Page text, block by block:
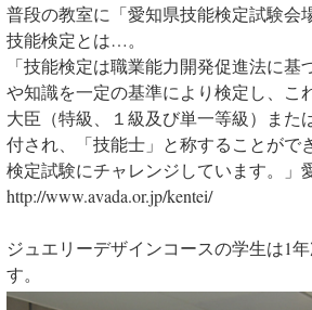
へ
ス
キ
プ
普段の教室に「愛知県技能検定試験会
技能検定とは…。
「技能検定は職業能力開発促進法に
や知識を一定の基準により検定し、こ
大臣（特級、１級及び単一等級）ま
付され、「技能士」と称することがで
検定試験にチャレンジしています。
http://www.avada.or.jp/kentei/
ジュエリーデザインコースの学生は1
す。